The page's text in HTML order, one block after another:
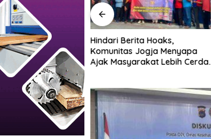
Hoaks,
Menyapa
Lebih Cerdas
Kemnaker akan Gelar Orientasi
Pelatihan Vokasi Nasional
Batch 2